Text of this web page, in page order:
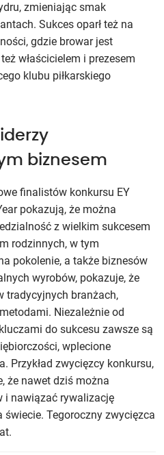
zmieniając smak
Sukces oparł też na
gdzie browar jest
właścicielem i prezesem
klubu piłkarskiego
biznesem
finalistów konkursu EY
pokazują, że można
z wielkim sukcesem
rodzinnych, w tym
pokolenie, a także biznesów
wyrobów, pokazuje, że
tradycyjnych branżach,
Niezależnie od
do sukcesu zawsze są
wplecione
Przykład zwycięzcy konkursu,
że nawet dziś można
i nawiązać rywalizację
Tegoroczny zwycięzca